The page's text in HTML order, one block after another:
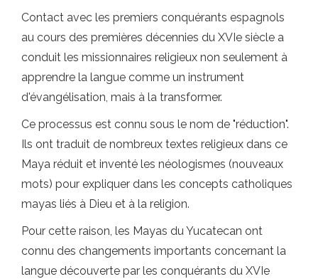
Contact avec les premiers conquérants espagnols
au cours des premières décennies du XVIe siècle a
conduit les missionnaires religieux non seulement à
apprendre la langue comme un instrument
d'évangélisation, mais à la transformer.
Ce processus est connu sous le nom de "réduction".
Ils ont traduit de nombreux textes religieux dans ce
Maya réduit et inventé les néologismes (nouveaux
mots) pour expliquer dans les concepts catholiques
mayas liés à Dieu et à la religion.
Pour cette raison, les Mayas du Yucatecan ont
connu des changements importants concernant la
langue découverte par les conquérants du XVIe